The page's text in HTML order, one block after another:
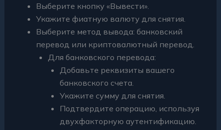
Выберите кнопку «Вывести».
Укажите фиатную валюту для снятия.
Выберите метод вывода: банковский
перевод или криптовалютный перевод.
Для банковского перевода:
Добавьте реквизиты вашего
банковского счета.
Укажите сумму для снятия.
Подтвердите операцию, используя
двухфакторную аутентификацию.